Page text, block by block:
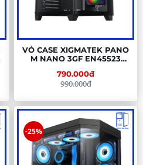
VỎ CASE XIGMATEK PANO
M NANO 3GF EN45523
790.000đ
990.000đ
-25%